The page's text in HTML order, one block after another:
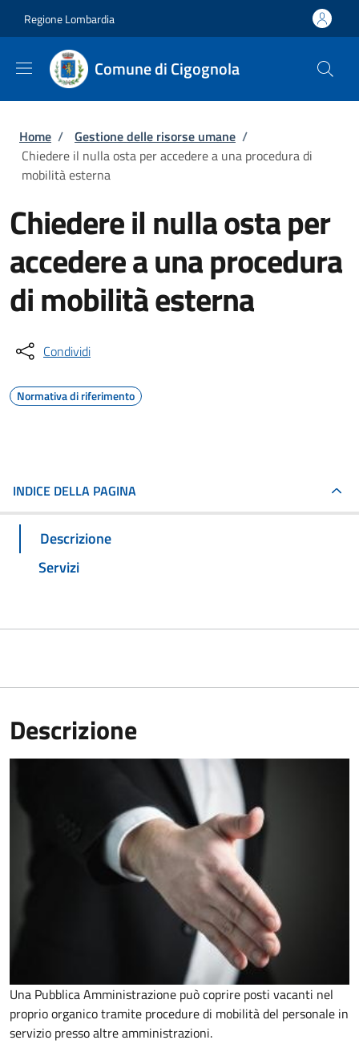
Regione Lombardia
Comune di Cigognola
Briciole di pane
Home / Gestione delle risorse umane /
Chiedere il nulla osta per accedere a una procedura di
mobilità esterna
Chiedere il nulla osta per
accedere a una procedura
di mobilità esterna
Condividi
Normativa di riferimento
INDICE DELLA PAGINA
Descrizione
Servizi
Descrizione
Una Pubblica Amministrazione può coprire posti vacanti nel
proprio organico tramite procedure di mobilità del personale in
servizio presso altre amministrazioni.